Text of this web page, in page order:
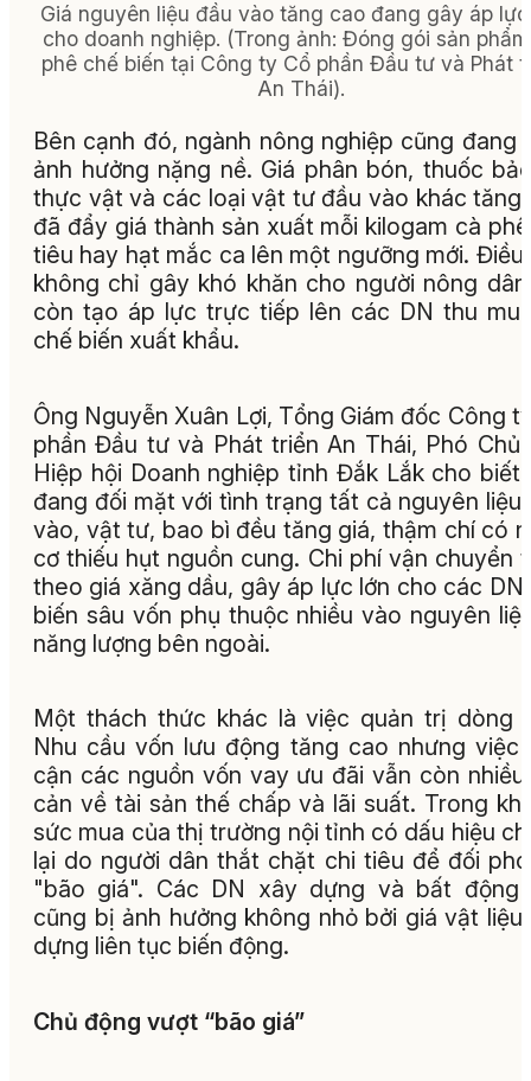
Giá nguyên liệu đầu vào tăng cao đang gây áp
cho doanh nghiệp. (Trong ảnh: Đóng gói sản
phê chế biến tại Công ty Cổ phần Đầu tư và Phát
An Thái).
Bên cạnh đó, ngành nông nghiệp cũng đang
ảnh hưởng nặng nề. Giá phân bón, thuốc
thực vật và các loại vật tư đầu vào khác tăng
đã đẩy giá thành sản xuất mỗi kilogam cà
tiêu hay hạt mắc ca lên một ngưỡng mới. Điều
không chỉ gây khó khăn cho người nông
còn tạo áp lực trực tiếp lên các DN thu
chế biến xuất khẩu.
Ông Nguyễn Xuân Lợi, Tổng Giám đốc Công
phần Đầu tư và Phát triển An Thái, Phó Chủ
Hiệp hội Doanh nghiệp tỉnh Đắk Lắk cho
đang đối mặt với tình trạng tất cả nguyên liệu
vào, vật tư, bao bì đều tăng giá, thậm chí có
cơ thiếu hụt nguồn cung. Chi phí vận chuyển
theo giá xăng dầu, gây áp lực lớn cho các DN
biến sâu vốn phụ thuộc nhiều vào nguyên
năng lượng bên ngoài.
Một thách thức khác là việc quản trị dòng
Nhu cầu vốn lưu động tăng cao nhưng việc
cận các nguồn vốn vay ưu đãi vẫn còn
cản về tài sản thế chấp và lãi suất. Trong
sức mua của thị trường nội tỉnh có dấu hiệu
lại do người dân thắt chặt chi tiêu để đối
"bão giá". Các DN xây dựng và bất động
cũng bị ảnh hưởng không nhỏ bởi giá vật liệu
dựng liên tục biến động.
Chủ động vượt “bão giá”